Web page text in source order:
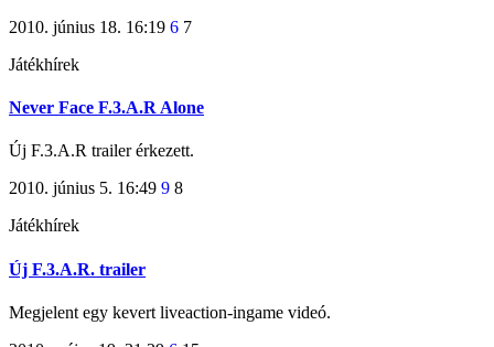
2010. június 18. 16:19 6 7
Játékhírek
Never Face F.3.A.R Alone
Új F.3.A.R trailer érkezett.
2010. június 5. 16:49 9 8
Játékhírek
Új F.3.A.R. trailer
Megjelent egy kevert liveaction-ingame videó.